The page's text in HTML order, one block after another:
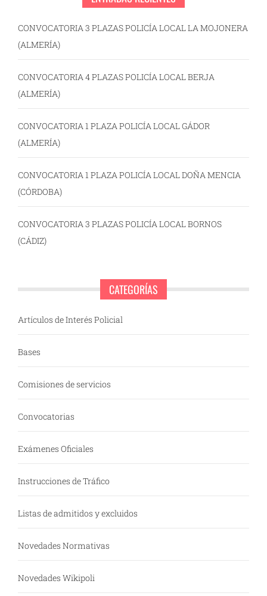
CONVOCATORIA 3 PLAZAS POLICÍA LOCAL LA MOJONERA
(ALMERÍA)
CONVOCATORIA 4 PLAZAS POLICÍA LOCAL BERJA
(ALMERÍA)
CONVOCATORIA 1 PLAZA POLICÍA LOCAL GÁDOR
(ALMERÍA)
CONVOCATORIA 1 PLAZA POLICÍA LOCAL DOÑA MENCIA
(CÓRDOBA)
CONVOCATORIA 3 PLAZAS POLICÍA LOCAL BORNOS
(CÁDIZ)
CATEGORÍAS
Artículos de Interés Policial
Bases
Comisiones de servicios
Convocatorias
Exámenes Oficiales
Instrucciones de Tráfico
Listas de admitidos y excluidos
Novedades Normativas
Novedades Wikipoli